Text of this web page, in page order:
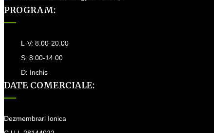
PROGRAM:
L-V: 8.00-20.00
S: 8.00-14.00
D: Inchis
DATE COMERCIALE:
Dezmembrari Ionica